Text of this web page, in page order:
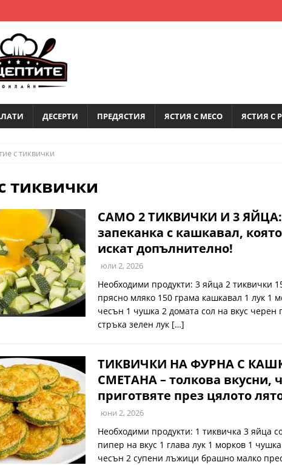
ДЕСЕРТИ ПРЕДЯСТИЯ ЯСТИЯ С МЕСО ЯСТИЯ С
с тиквички
тиквички
САМО 2 ТИКВИЧКИ И 3 ЯЙЦА:
запеканка с кашкавал,
искат допълнително!
юли 2, 2026
Необходими продукти: 3 яйца 2 тиквички
прясно мляко 150 грама кашкавал 1 лук 1
чесън 1 чушка 2 домата сол на вкус черен
стръка зелен лук […]
ТИКВИЧКИ НА ФУРНА С
СМЕТАНА – толкова вкусни,
приготвяте през цялото
юни 2, 2026
Необходими продукти: 1 тиквичка 3 яйца
пипер на вкус 1 глава лук 1 морков 1
чесън 2 супени лъжици брашно малко